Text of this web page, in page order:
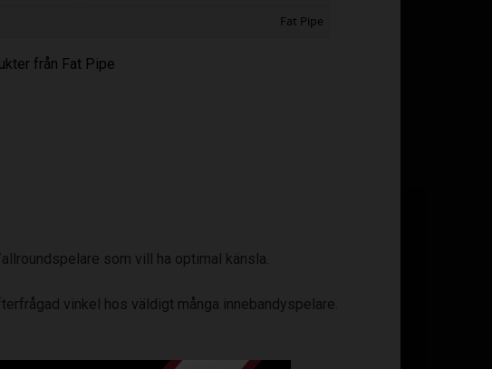
Fat Pipe
från Fat Pipe
som vill ha optimal känsla.
vinkel hos väldigt många innebandyspelare.